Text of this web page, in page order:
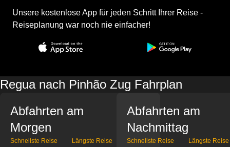
Unsere kostenlose App für jeden Schritt Ihrer Reise -
Reiseplanung war noch nie einfacher!
Regua nach Pinhão Zug Fahrplan
Abfahrten am
Morgen
Schnellste Reise Längste Reise
Abfahrten am
Nachmittag
Schnellste Reise Längste Reise